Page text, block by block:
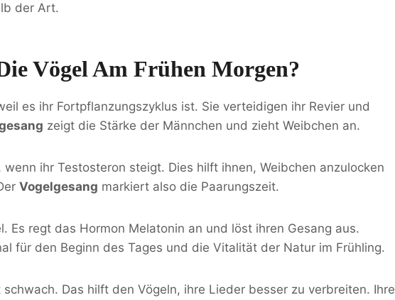
der Art.
Vögel Am Frühen Morgen?
es ihr Fortpflanzungszyklus ist. Sie verteidigen ihr Revier und
zeigt die Stärke der Männchen und zieht Weibchen an.
wenn ihr Testosteron steigt. Dies hilft ihnen, Weibchen anzulocken
Vogelgesang markiert also die Paarungszeit.
Es regt das Hormon Melatonin an und löst ihren Gesang aus.
für den Beginn des Tages und die Vitalität der Natur im Frühling.
Das hilft den Vögeln, ihre Lieder besser zu verbreiten. Ihre